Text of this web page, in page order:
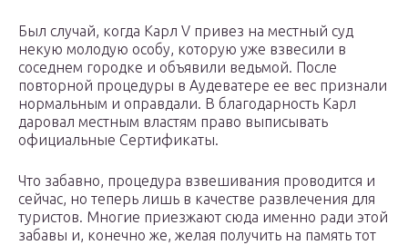
Был случай, когда Карл V привез на местный суд
некую молодую особу, которую уже взвесили в
соседнем городке и объявили ведьмой. После
повторной процедуры в Аудеватере ее вес признали
нормальным и оправдали. В благодарность Карл
даровал местным властям право выписывать
официальные Сертификаты.
Что забавно, процедура взвешивания проводится и
сейчас, но теперь лишь в качестве развлечения для
туристов. Многие приезжают сюда именно ради этой
забавы и, конечно же, желая получить на память тот